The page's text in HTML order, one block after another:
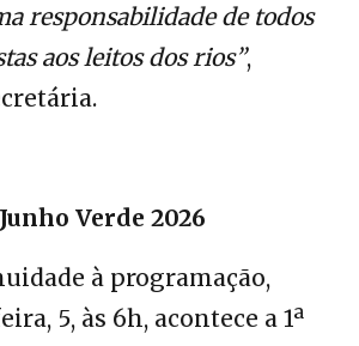
responsabilidade de todos
aos leitos dos rios”,
Verde 2026
à programação,
5, às 6h, acontece a 1ª